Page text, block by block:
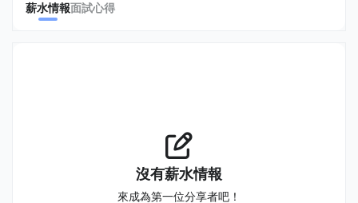
薪水情報面試心得
沒有薪水情報
來成為第一位分享者吧！